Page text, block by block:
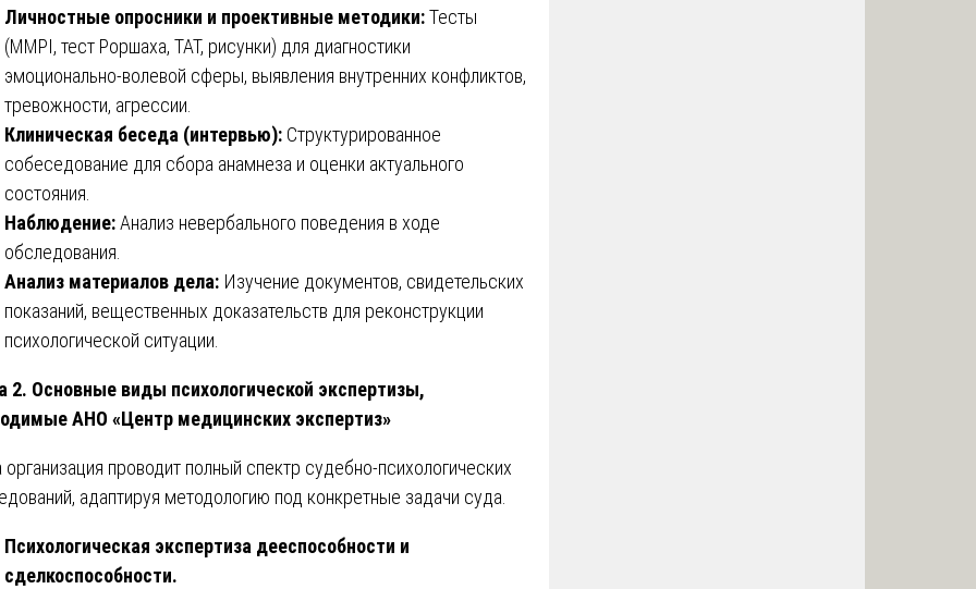
Личностные опросники и проективные методики:Тесты
(MMPI, тест Роршаха, ТАТ, рисунки) для диагностики
эмоционально-волевой сферы, выявления внутренних конфликтов,
тревожности, агрессии.
Клиническая беседа (интервью): Структурированное
собеседование для сбора анамнеза и оценки актуального
состояния.
Наблюдение:Анализ невербального поведения в ходе
обследования.
Анализ материалов дела: Изучение документов, свидетельских
показаний, вещественных доказательств для реконструкции
психологической ситуации.
2. Основные виды психологической экспертизы,
АНО «Центр медицинских экспертиз»
проводит полный спектр судебно-психологических
адаптируя методологию под конкретные задачи суда.
Психологическая экспертиза дееспособности и
сделкоспособности.